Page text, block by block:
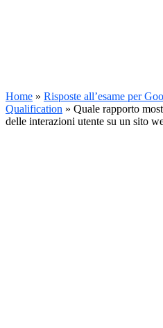
Home » Risposte all’esame per
Qualification » Quale rapporto
delle interazioni utente su un sito